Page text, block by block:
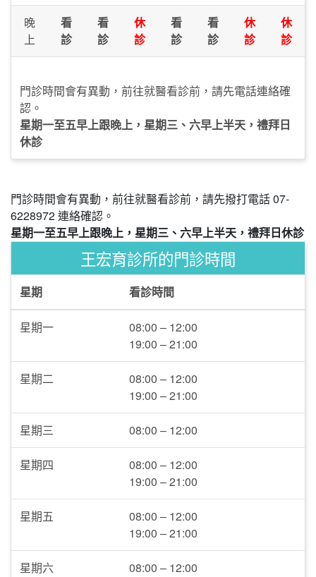
晚
上
看
診
看
診
休
診
看
診
看
診
休
診
休
診
門診時間會有異動，前往就醫看診前，請先電話連絡確
認。
星期一至五早上跟晚上，星期三、六早上半天，禮拜日
休診
門診時間會有異動，前往就醫看診前，請先撥打電話 07-
6228972 連絡確認。
星期一至五早上跟晚上，星期三、六早上半天，禮拜日休診
王宏育診所的門診時間
星期 看診時間
星期一
08:00 – 12:00
19:00 – 21:00
星期二
08:00 – 12:00
19:00 – 21:00
星期三 08:00 – 12:00
星期四
08:00 – 12:00
19:00 – 21:00
星期五
08:00 – 12:00
19:00 – 21:00
星期六 08:00 – 12:00